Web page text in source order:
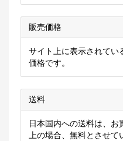
販売価格
サイト上に表示されてい
価格です。
送料
日本国内への送料は、お
上の場合、無料とさせて